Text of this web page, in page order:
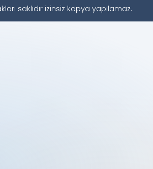
saklıdır izinsiz kopya yapılamaz.